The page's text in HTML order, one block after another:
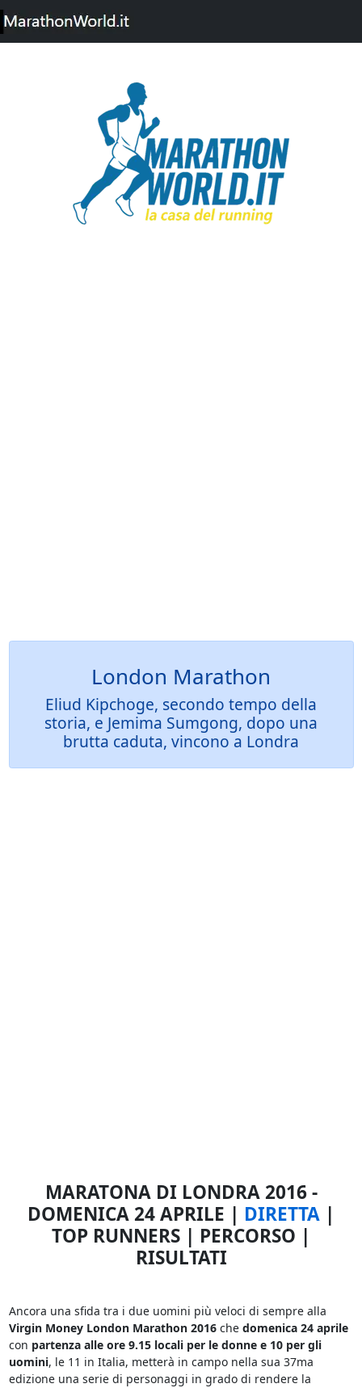
London Marathon
Eliud Kipchoge, secondo tempo della
storia, e Jemima Sumgong, dopo una
brutta caduta, vincono a Londra
MARATONA DI LONDRA 2016 -
DOMENICA 24 APRILE | DIRETTA |
TOP RUNNERS | PERCORSO |
RISULTATI
Ancora una sfida tra i due uomini più veloci di sempre alla
Virgin Money London Marathon 2016che domenica 24 aprile
con partenza alle ore 9.15 locali per le donne e 10 per gli
uomini, le 11 in Italia, metterà in campo nella sua 37ma
edizione una serie di personaggi in grado di rendere la